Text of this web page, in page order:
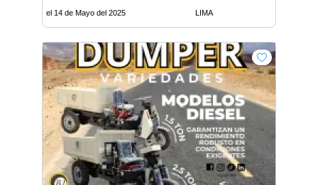
el 14 de Mayo del 2025 LIMA